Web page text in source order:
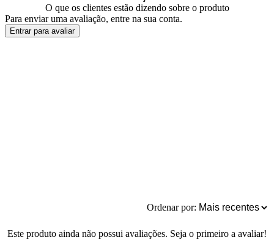
O que os clientes estão dizendo sobre o produto
Para enviar uma avaliação, entre na sua conta.
Entrar para avaliar
Ordenar por:
Este produto ainda não possui avaliações. Seja o primeiro a avaliar!